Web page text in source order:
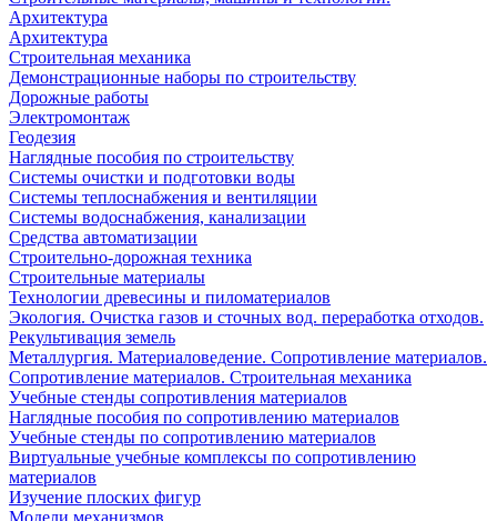
Архитектура
Архитектура
Cтроительная механика
Демонстрационные наборы по строительству
Дорожные работы
Электромонтаж
Геодезия
Наглядные пособия по строительству
Системы очистки и подготовки воды
Системы теплоснабжения и вентиляции
Системы водоснабжения, канализации
Средства автоматизации
Строительно-дорожная техника
Строительные материалы
Технологии древесины и пиломатериалов
Экология. Очистка газов и сточных вод. переработка отходов.
Рекультивация земель
Металлургия. Материаловедение. Сопротивление материалов.
Сопротивление материалов. Строительная механика
Учебные стенды сопротивления материалов
Наглядные пособия по сопротивлению материалов
Учебные стенды по сопротивлению материалов
Виртуальные учебные комплексы по сопротивлению
материалов
Изучение плоских фигур
Модели механизмов